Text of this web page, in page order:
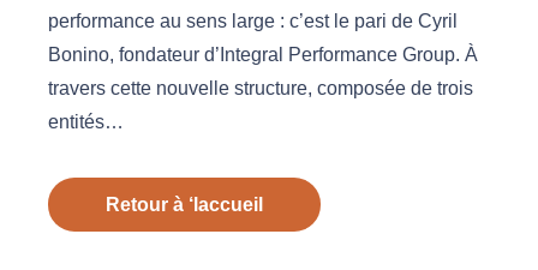
performance au sens large : c’est le pari de Cyril
Bonino, fondateur d’Integral Performance Group. À
travers cette nouvelle structure, composée de trois
entités…
Retour à ‘laccueil